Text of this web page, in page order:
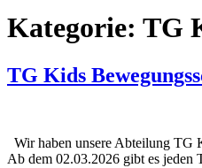
Kategorie: TG
TG Kids
Wir haben unsere Abteilung TG
Ab dem 02.03.2026 gibt es jeden